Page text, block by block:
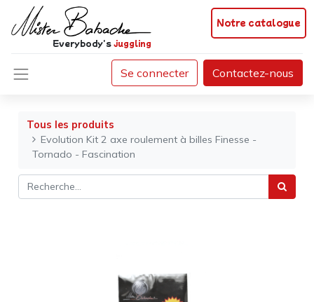
Notre catalogue
Everybody'sjuggling
Se connecter Contactez-nous
Tous les produits
Evolution Kit 2 axe roulement à billes Finesse -
Tornado - Fascination